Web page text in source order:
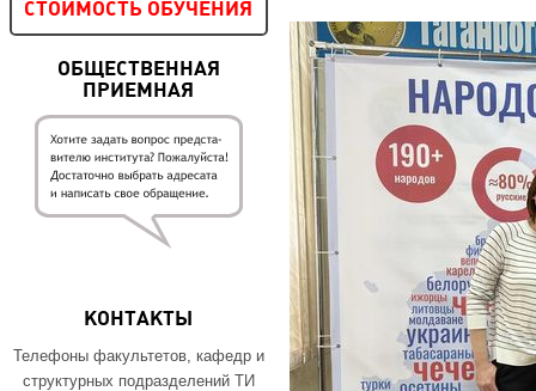
СТОИМОСТЬ ОБУЧЕНИЯ
ОБЩЕСТВЕННАЯ
ПРИЕМНАЯ
КОНТАКТЫ
Телефоны факультетов, кафедр и
структурных подразделений ТИ